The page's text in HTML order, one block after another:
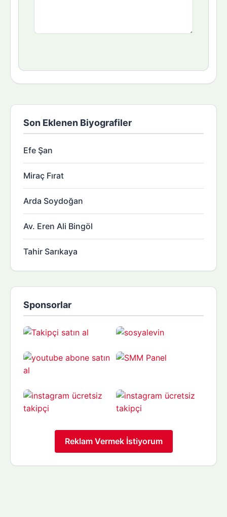
Son Eklenen Biyografiler
Efe Şan
Miraç Fırat
Arda Soydoğan
Av. Eren Ali Bingöl
Tahir Sarıkaya
Sponsorlar
Reklam Vermek İstiyorum